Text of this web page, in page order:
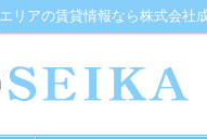
リアの賃貸情報なら株式会社